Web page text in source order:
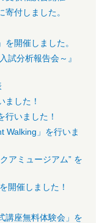
付しました。
開催しました。
試分析報告会～』
ました！
行いました！
Walking」を行いま
アミュージアム” を
開催しました！
講座無料体験会」を